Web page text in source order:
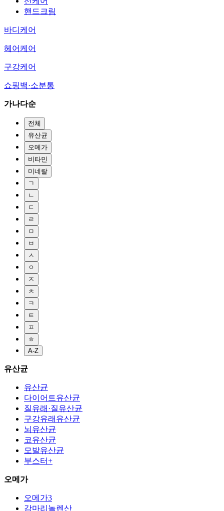
핸드크림
바디케어
헤어케어
구강케어
쇼핑백·소분통
가나다순
전체
유산균
오메가
비타민
미네랄
ㄱ
ㄴ
ㄷ
ㄹ
ㅁ
ㅂ
ㅅ
ㅇ
ㅈ
ㅊ
ㅋ
ㅌ
ㅍ
ㅎ
A-Z
유산균
유산균
다이어트유산균
질유래·질유산균
구강유래유산균
뇌유산균
코유산균
모발유산균
부스터+
오메가
오메가3
감마리놀렌산